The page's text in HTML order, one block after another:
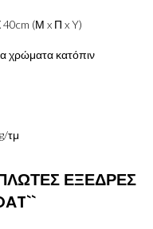
40cm (Μ x Π x Y)
χρώματα κατόπιν
τμ
ΕΞΕΔΡΕΣ